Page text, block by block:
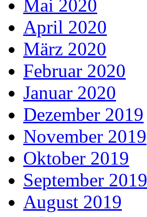
Mai 2020
April 2020
März 2020
Februar 2020
Januar 2020
Dezember 2019
November 2019
Oktober 2019
September 2019
August 2019